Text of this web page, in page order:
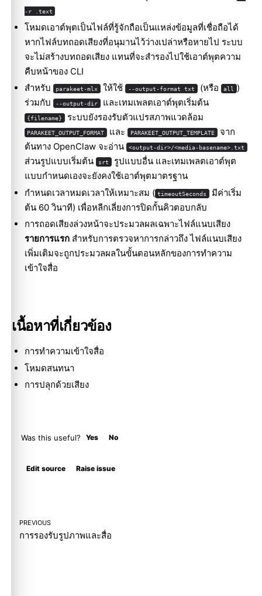
-r .text
โหมดเอาต์พุตเป็นไฟล์ที่รู้จักถือเป็นแหล่งข้อมูลที่เชื่อถือได้
หากไฟล์บทถอดเสียงที่อนุมานไว้ว่างเปล่าหรือหายไป ระบบ
จะไม่สร้างบทถอดเสียง แทนที่จะสำรองไปใช้เอาต์พุตความ
คืบหน้าของ CLI
สำหรับ
parakeet-mlx ให้ใช้ --output-format txt (หรือ all
)
ร่วมกับ
--output-dir และเทมเพลตเอาต์พุตเริ่มต้น
{filename} ระบบยังรองรับตัวแปรสภาพแวดล้อม
PARAKEET_OUTPUT_FORMAT และ PARAKEET_OUTPUT_TEMPLATE จาก
ต้นทาง OpenClaw จะอ่าน
<output-dir>/<media-basename>.txt
ส่วนรูปแบบเริ่มต้น srt
รูปแบบอื่น และเทมเพลตเอาต์พุต
แบบกำหนดเองจะยังคงใช้เอาต์พุตมาตรฐาน
กำหนดเวลาหมดเวลาให้เหมาะสม ( timeoutSeconds
มีค่าเริ่ม
ต้น 60 วินาที) เพื่อหลีกเลี่ยงการปิดกั้นคิวตอบกลับ
การถอดเสียงล่วงหน้าจะประมวลผลเฉพาะไฟล์แนบเสียง
รายการแรกสำหรับการตรวจหาการกล่าวถึง ไฟล์แนบเสียง
เพิ่มเติมจะถูกประมวลผลในขั้นตอนหลักของการทำความ
เข้าใจสื่อ
เนื้อหาที่เกี่ยวข้อง
การทำความเข้าใจสื่อ
โหมดสนทนา
การปลุกด้วยเสียง
Was this useful? Yes No
Edit source Raise issue
PREVIOUS
การรองรับรูปภาพและสื่อ